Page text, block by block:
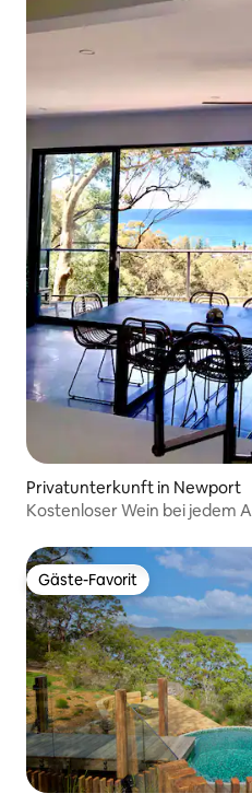
Privatunterkunft in Newport
Kostenloser Wein bei jedem
Gäste-Favorit
Gäste-Favorit